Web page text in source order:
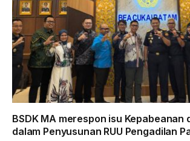
BSDK MA merespon isu Kepabeanan
dalam Penyusunan RUU Pengadilan